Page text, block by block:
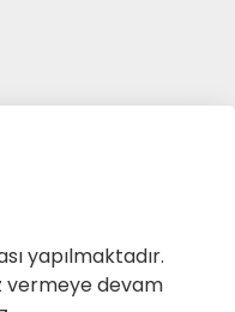
yapılmaktadır.
vermeye devam